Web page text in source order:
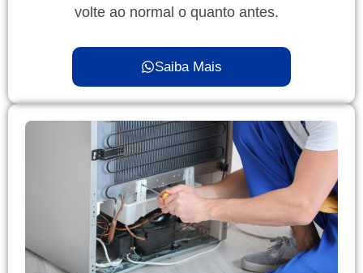
volte ao normal o quanto antes.
Saiba Mais